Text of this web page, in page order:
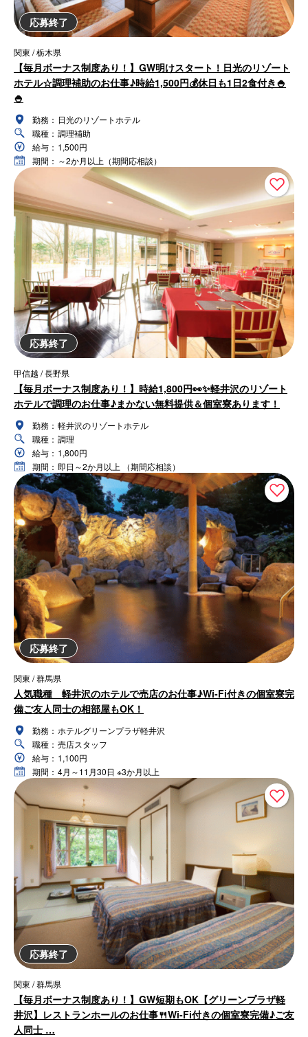
応募終了
関東 / 栃木県
【毎月ボーナス制度あり！】GW明けスタート！日光のリゾート
ホテル☆調理補助のお仕事♪時給1,500円💰休日も1日2食付き🍚
🍚
勤務： 日光のリゾートホテル
職種： 調理補助
給与： 1,500円
期間： ～2か月以上（期間応相談）
応募終了
甲信越 / 長野県
【毎月ボーナス制度あり！】時給1,800円👀✨軽井沢のリゾート
ホテルで調理のお仕事♪まかない無料提供＆個室寮あります！
勤務： 軽井沢のリゾートホテル
職種： 調理
給与： 1,800円
期間： 即日～2か月以上 （期間応相談）
応募終了
関東 / 群馬県
人気職種 軽井沢のホテルで売店のお仕事♪Wi-Fi付きの個室寮完
備ご友人同士の相部屋もOK！
勤務： ホテルグリーンプラザ軽井沢
職種： 売店スタッフ
給与： 1,100円
期間： 4月～11月30日 ※3か月以上
応募終了
関東 / 群馬県
【毎月ボーナス制度あり！】GW短期もOK【グリーンプラザ軽
井沢】レストランホールのお仕事🍴Wi-Fi付きの個室寮完備♪ご友
人同士 …